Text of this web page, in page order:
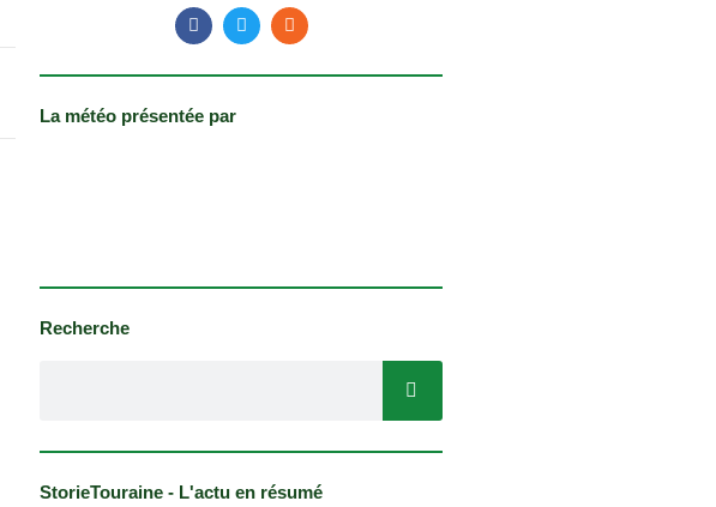
La météo présentée par
Recherche
StorieTouraine - L'actu en résumé